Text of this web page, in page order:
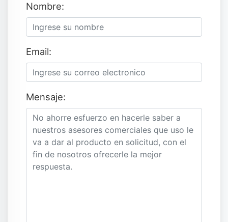
Nombre:
Email:
Mensaje: